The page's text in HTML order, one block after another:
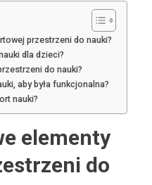
przestrzeni do nauki?
dla dzieci?
do nauki?
aby była funkcjonalna?
nauki?
elementy
do